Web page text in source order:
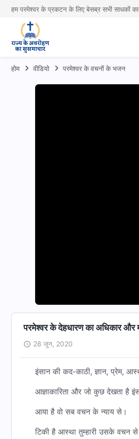
हम परमेश्वर के प्रकटन के लिए बेसब्र सभी साधकों
होम वीडियो परमेश्वर के वचनों के भजन
परमेश्वर के देहधारण का अधिकार
28 जून, 2020
इंसान की कद-काठी, ज्ञान, प्रेम,
आज्ञाकारिता और जो कुछ देखता है
आया है वो सब वचन के न्याय से।
टिकी है आस्था तुम्हारी उसके वचन